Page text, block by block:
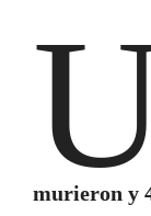
murieron y